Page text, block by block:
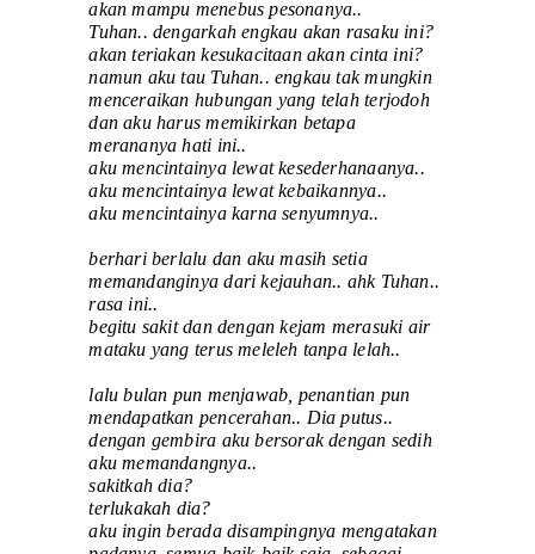
akan mampu menebus pesonanya..
Tuhan.. dengarkah engkau akan rasaku ini?
akan teriakan kesukacitaan akan cinta ini?
namun aku tau Tuhan.. engkau tak mungkin
menceraikan hubungan yang telah terjodoh
dan aku harus memikirkan betapa
merananya hati ini..
aku mencintainya lewat kesederhanaanya..
aku mencintainya lewat kebaikannya..
aku mencintainya karna senyumnya..
berhari berlalu dan aku masih setia
memandanginya dari kejauhan.. ahk Tuhan..
rasa ini..
begitu sakit dan dengan kejam merasuki air
mataku yang terus meleleh tanpa lelah..
lalu bulan pun menjawab, penantian pun
mendapatkan pencerahan.. Dia putus..
dengan gembira aku bersorak dengan sedih
aku memandangnya..
sakitkah dia?
terlukakah dia?
aku ingin berada disampingnya mengatakan